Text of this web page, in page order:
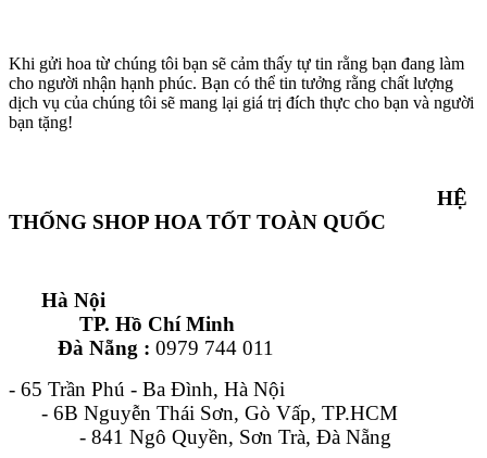
Khi gửi hoa từ chúng tôi bạn sẽ cảm thấy tự tin rằng bạn đang làm
cho người nhận hạnh phúc. Bạn có thể tin tưởng rằng chất lượng
dịch vụ của chúng tôi sẽ mang lại giá trị đích thực cho bạn và người
bạn tặng!
HỆ
THỐNG SHOP HOA TỐT TOÀN QUỐC
Hà Nội
TP. Hồ Chí Minh
Đà Nẵng : 0979 744 011
- 65 Trần Phú - Ba Đình, Hà Nội
- 6B Nguyễn Thái Sơn, Gò Vấp, TP.HCM
- 841 Ngô Quyền, Sơn Trà, Đà Nẵng